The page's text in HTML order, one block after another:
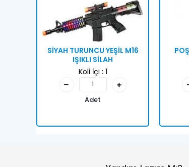
SİYAH TURUNCU YEŞİL M16
IŞIKLI SİLAH
Koli İçi : 1
Adet